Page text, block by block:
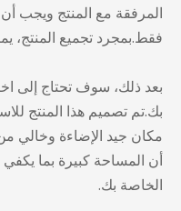
المرفقة مع المنتج ويجب
فقط.بمجرد تجميع المنتج،
بعد ذلك، سوف تحتاج إلى
بك.تم تصميم هذا المنتج
مكان جيد الإضاءة وخالي
أن المساحة كبيرة بما
الخاصة بك.